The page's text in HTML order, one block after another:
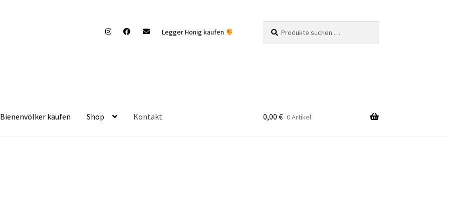
Legger Honig kaufen
nach:
Bienenvölker kaufen Shop Kontakt 0,00 € 0 Artikel